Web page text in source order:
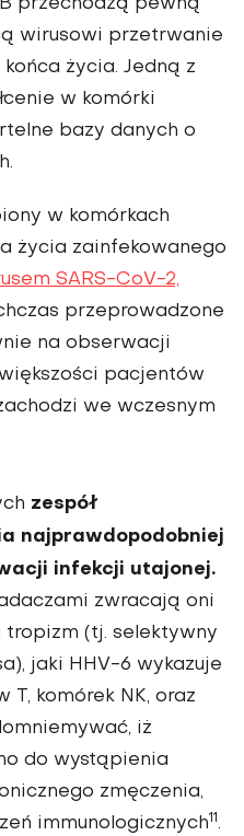
przechodzą pewną
wirusowi przetrwanie
życia. Jedną z
w komórki
bazy danych o
w komórkach
życia zainfekowanego
SARS-CoV-2,
przeprowadzone
na obserwacji
pacjentów
we wczesnym
zespół
najprawdopodobniej
infekcji utajonej.
zwracają oni
tropizm (tj. selektywny
jaki HHV-6 wykazuje
T, komórek NK, oraz
iż
do wystąpienia
zmęczenia,
immunologicznych11.